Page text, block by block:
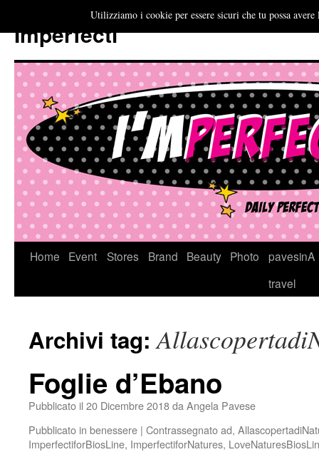
Imperfecti
VaiHome Event Stores Brand Beauty Photo
pavesinA
travel
Archivi tag:
Foglie d’Ebano
Pubblicato il 20 Dicembre 2018da Angela Pavese
Pubblicato in benessere | Contrassegnatoad,
ImperfectiforBiosLine, ImperfectiforNatures,
Utilizziamo i cookie per essere sicuri che tu possa